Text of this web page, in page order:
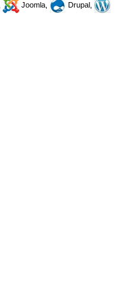
Joomla,
Drupal,